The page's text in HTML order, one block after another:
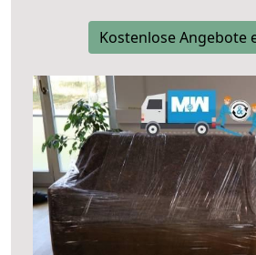
Kostenlose Angebote